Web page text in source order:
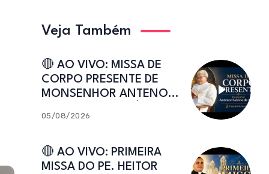
Veja Também
🔴 AO VIVO: MISSA DE
CORPO PRESENTE DE
MONSENHOR ANTENOR
Catedral de Sant’Ana
05/08/2026
🔴 AO VIVO: PRIMEIRA
MISSA DO PE. HEITOR